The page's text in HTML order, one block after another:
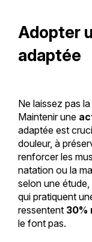
Adopter
adaptée
Ne laissez pas
Maintenir une
adaptée est
douleur, à
renforcer les
natation ou la
selon une
qui pratiquent
ressentent 30%
le font pas.